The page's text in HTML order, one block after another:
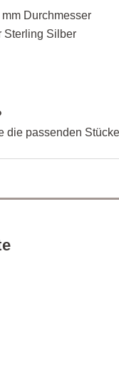
Durchmesser
Sterling Silber
die passenden